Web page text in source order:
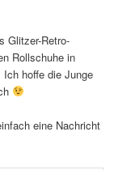
Glitzer-Retro-
Rollschuhe in
hoffe die Junge
eine Nachricht